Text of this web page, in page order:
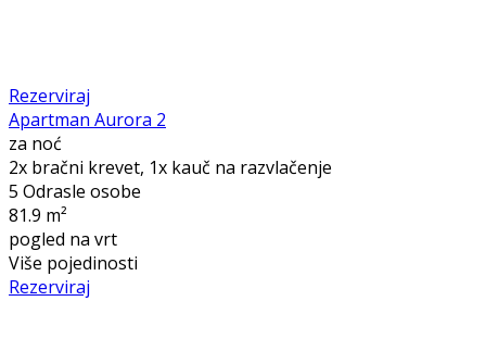
Rezerviraj
Apartman Aurora 2
za noć
2x bračni krevet, 1x kauč na razvlačenje
5 Odrasle osobe
81.9 m²
pogled na vrt
Više pojedinosti
Rezerviraj